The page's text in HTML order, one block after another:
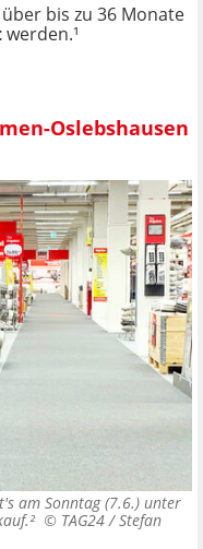
bis zu 36 Monate
werden.¹
Oslebshausen
am Sonntag (7.6.) unter
© TAG24 / Stefan